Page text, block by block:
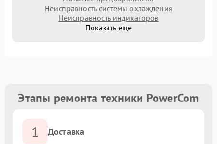
Неисправность системы охлаждения
Неисправность индикаторов
Показать еще
Этапы ремонта техники PowerCom
1 Доставка